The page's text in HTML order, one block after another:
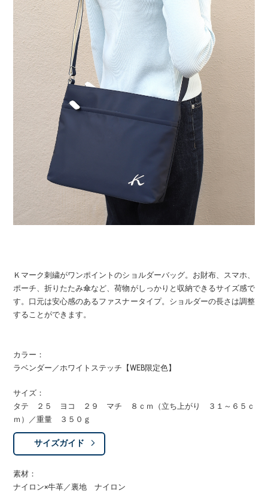
Ｋマーク刺繍がワンポイントのショルダーバッグ。お財布、スマホ、
ポーチ、折りたたみ傘など、荷物がしっかりと収納できるサイズ感で
す。口元は安心感のあるファスナータイプ。ショルダーの長さは調整
することができます。
カラー：
ラベンダー／ホワイトステッチ【WEB限定色】
サイズ：
タテ ２５ ヨコ ２９ マチ ８ｃｍ（立ち上がり ３１～６５ｃ
ｍ）／重量 ３５０ｇ
サイズガイド
素材：
ナイロン×牛革／裏地 ナイロン